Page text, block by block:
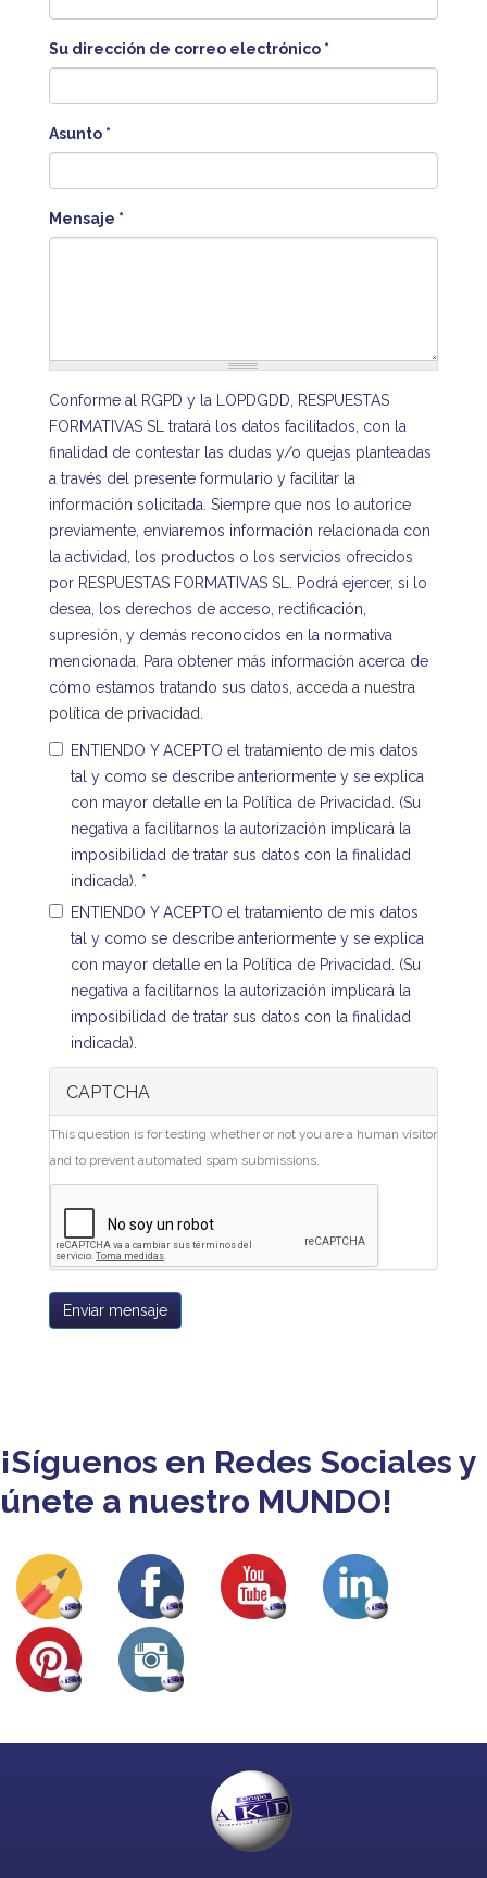
Su dirección de correo electrónico *
Asunto *
Mensaje *
Conforme al RGPD y la LOPDGDD, RESPUESTAS
FORMATIVAS SL tratará los datos facilitados, con la
finalidad de contestar las dudas y/o quejas planteadas
a través del presente formulario y facilitar la
información solicitada. Siempre que nos lo autorice
previamente, enviaremos información relacionada con
la actividad, los productos o los servicios ofrecidos
por RESPUESTAS FORMATIVAS SL. Podrá ejercer, si lo
desea, los derechos de acceso, rectificación,
supresión, y demás reconocidos en la normativa
mencionada. Para obtener más información acerca de
cómo estamos tratando sus datos, acceda a nuestra
política de privacidad.
ENTIENDO Y ACEPTO el tratamiento de mis datos
tal y como se describe anteriormente y se explica
con mayor detalle en la Política de Privacidad. (Su
negativa a facilitarnos la autorización implicará la
imposibilidad de tratar sus datos con la finalidad
indicada). *
ENTIENDO Y ACEPTO el tratamiento de mis datos
tal y como se describe anteriormente y se explica
con mayor detalle en la Política de Privacidad. (Su
negativa a facilitarnos la autorización implicará la
imposibilidad de tratar sus datos con la finalidad
indicada).
CAPTCHA
This question is for testing whether or not you are a human visitor
and to prevent automated spam submissions.
Enviar mensaje
¡Síguenos en Redes Sociales y
únete a nuestro MUNDO!